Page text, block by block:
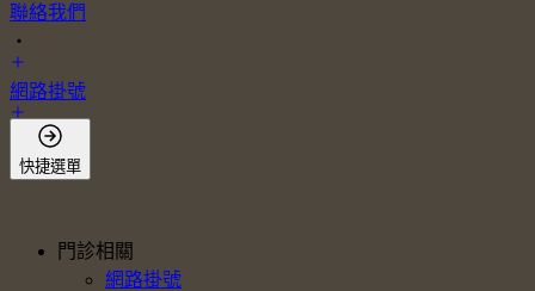
聯絡我們
・
網路掛號
會員登入
快捷選單
門診相關
網路掛號